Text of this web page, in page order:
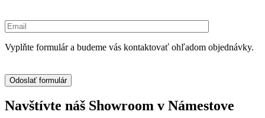
Vyplňte formulár a budeme vás kontaktovať ohľadom objednávky.
Navštívte náš Showroom v Námestove